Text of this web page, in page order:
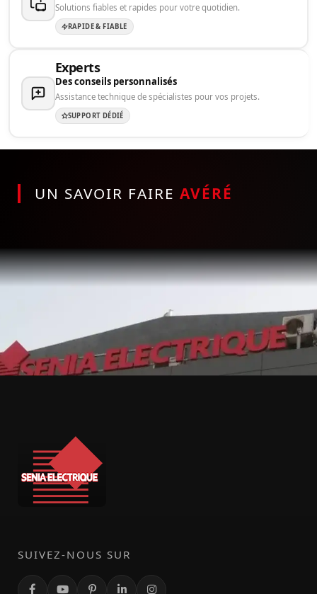
Solutions fiables et rapides pour votre quotidien.
RAPIDE & FIABLE
Experts
Des conseils personnalisés
Assistance technique de spécialistes pour vos projets.
SUPPORT DÉDIÉ
UN SAVOIR FAIRE AVÉRÉ
SUIVEZ-NOUS SUR